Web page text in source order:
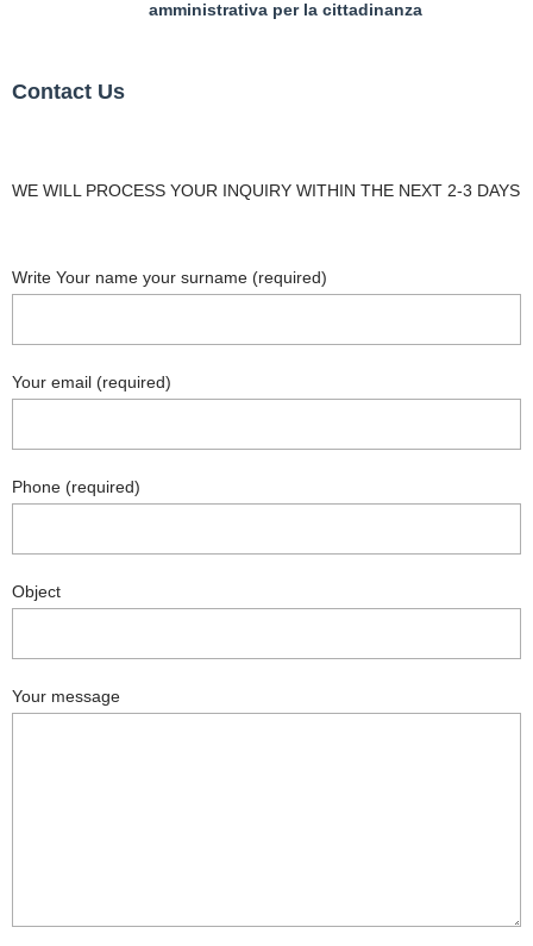
amministrativa per la cittadinanza
Contact Us
WE WILL PROCESS YOUR INQUIRY WITHIN THE NEXT 2-3 DAYS
Write Your name your surname (required)
Your email (required)
Phone (required)
Object
Your message